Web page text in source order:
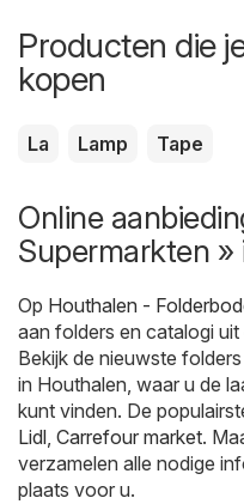
Producten die
kopen
La Lamp Tape
Online
Supermarkten
Op Houthalen -
aan folders en catalogi uit
Bekijk de nieuwste
in Houthalen, waar u de
kunt vinden. De
Lidl, Carrefour market.
verzamelen alle nodige
plaats voor u.